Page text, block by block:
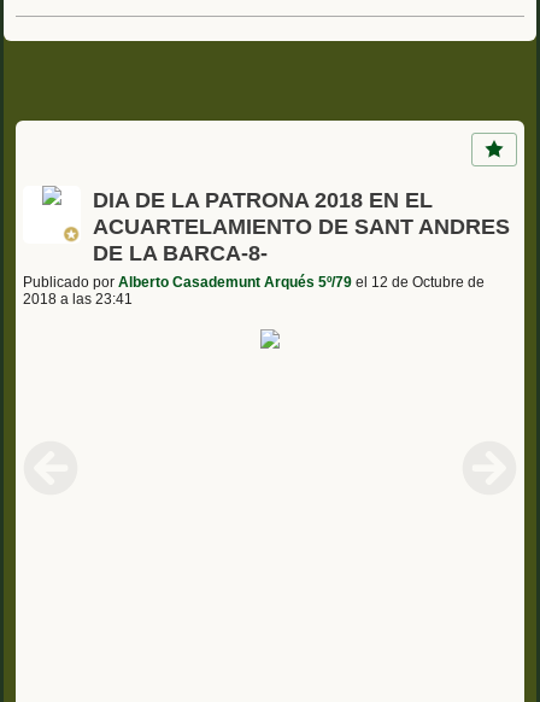
DIA DE LA PATRONA 2018 EN EL
ACUARTELAMIENTO DE SANT ANDRES
DE LA BARCA-8-
Publicado por Alberto Casademunt Arqués 5º/79 el 12 de Octubre de
2018 a las 23:41